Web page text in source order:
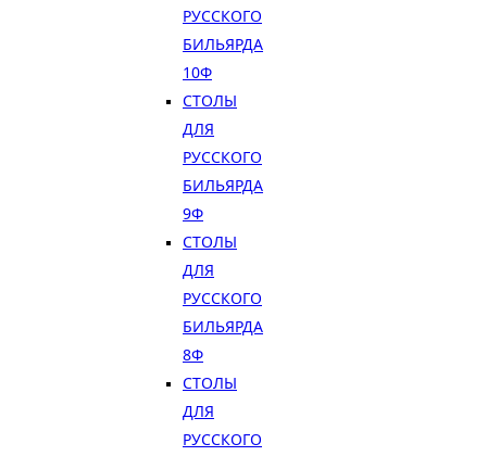
РУССКОГО
БИЛЬЯРДА
10Ф
СТОЛЫ
ДЛЯ
РУССКОГО
БИЛЬЯРДА
9Ф
СТОЛЫ
ДЛЯ
РУССКОГО
БИЛЬЯРДА
8Ф
СТОЛЫ
ДЛЯ
РУССКОГО